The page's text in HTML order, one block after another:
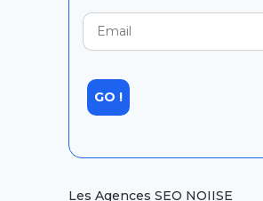
Les Agences SEO NOIISE